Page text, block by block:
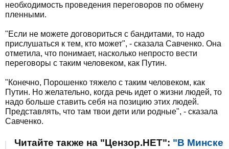
необходимость проведения переговоров по обмену
пленными.
"Если не можете договориться с бандитами, то надо
прислушаться к тем, кто может", - сказала Савченко. Она
отметила, что понимает, насколько непросто вести
переговоры с таким человеком, как Путин.
"Конечно, Порошенко тяжело с таким человеком, как
Путин. Но желательно, когда речь идет о жизни людей, то
надо больше ставить себя на позицию этих людей.
Представлять, что там твои дети или родные", - сказала
Савченко.
Читайте также на "Цензор.НЕТ": "В Минске